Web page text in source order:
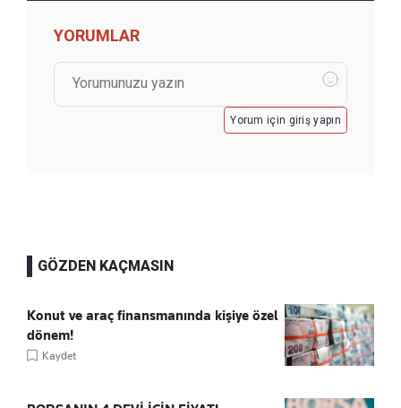
YORUMLAR
Yorum için giriş yapın
GÖZDEN KAÇMASIN
Konut ve araç finansmanında kişiye özel
dönem!
Kaydet